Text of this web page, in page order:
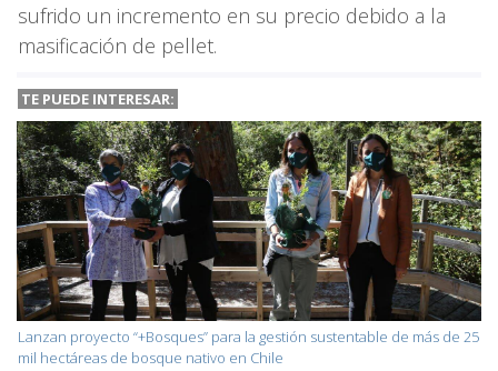
sufrido un incremento en su precio debido a la
masificación de pellet.
TE PUEDE INTERESAR:
Lanzan proyecto “+Bosques” para la gestión sustentable de más de 25
mil hectáreas de bosque nativo en Chile